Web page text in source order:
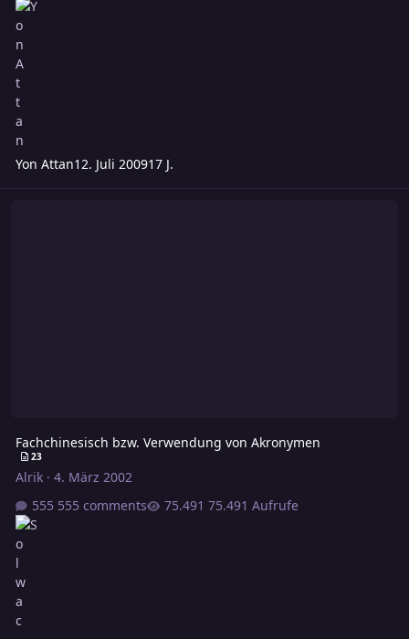
Yon Attan12. Juli 200917 J.
Fachchinesisch bzw. Verwendung von Akronymen
23
Alrik· 4. März 2002
555 comments
75.491 Aufrufe